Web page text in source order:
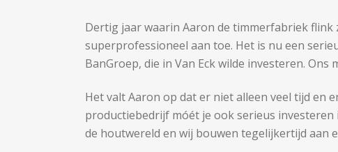
Dertig jaar waarin Aaron de timmerfabriek flink
superprofessioneel aan toe. Het is nu een
BanGroep, die in Van Eck wilde investeren.
Het valt Aaron op dat er niet alleen veel tijd en
productiebedrijf móét je ook serieus investeren
de houtwereld en wij bouwen tegelijkertijd aan